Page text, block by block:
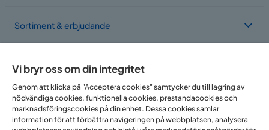
Sortiment & erbjudande
Vi finns i flera länder
Vi bryr oss om din integritet
Genom att klicka på "Acceptera cookies" samtycker du till lagring av
nödvändiga cookies, funktionella cookies, prestandacookies och
marknadsföringscookies på din enhet. Dessa cookies samlar
information för att förbättra navigeringen på webbplatsen, analysera